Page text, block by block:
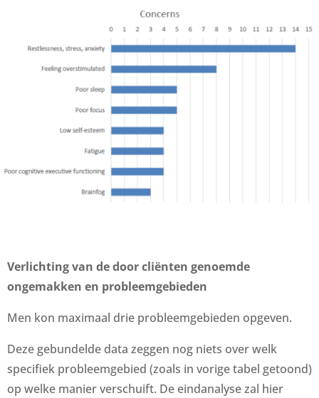
Verlichting van de door cliënten genoemde
ongemakken en probleemgebieden
Men kon maximaal drie probleemgebieden opgeven.
Deze gebundelde data zeggen nog niets over welk
specifiek probleemgebied (zoals in vorige tabel getoond)
op welke manier verschuift. De eindanalyse zal hier